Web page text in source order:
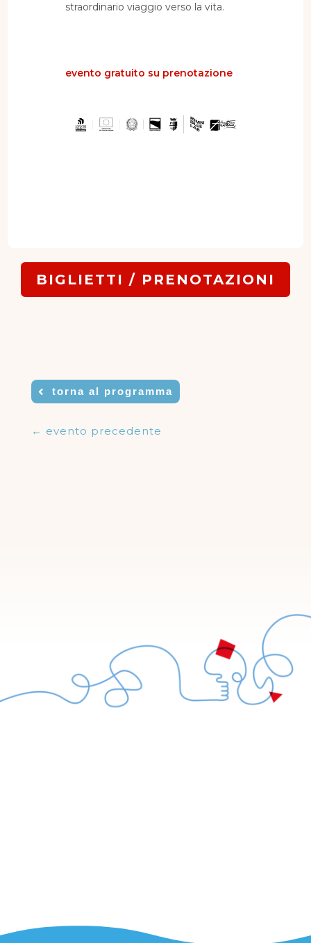
straordinario viaggio verso la vita.
evento gratuito su prenotazione
BIGLIETTI / PRENOTAZIONI
torna al programma
← evento precedente